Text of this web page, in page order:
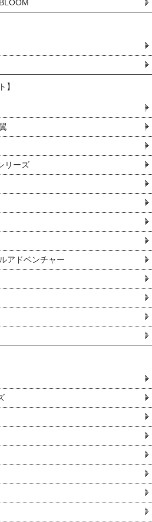
】
リーズ
アドベンチャー